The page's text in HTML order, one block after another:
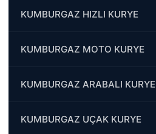
KUMBURGAZ HIZLI KURYE
KUMBURGAZ MOTO KURYE
KUMBURGAZ ARABALI KURYE
KUMBURGAZ UÇAK KURYE